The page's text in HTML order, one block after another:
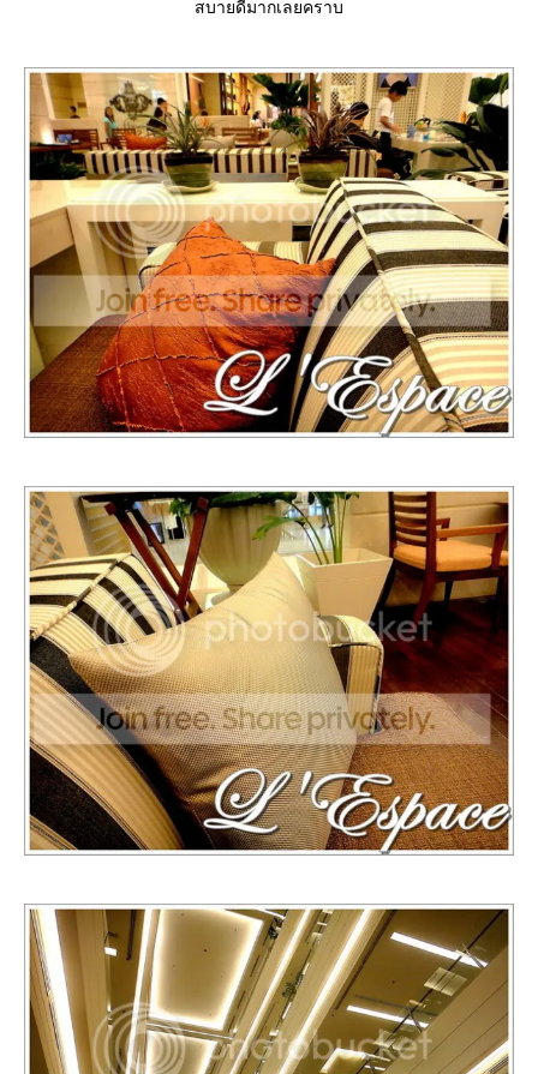
สบายดีมากเลยคราบ